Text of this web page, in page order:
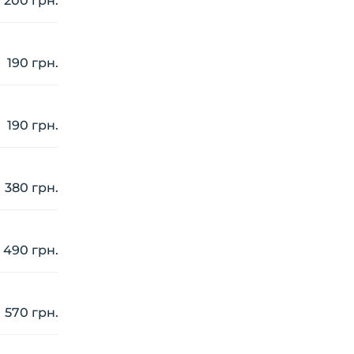
190 грн.
190 грн.
380 грн.
490 грн.
570 грн.